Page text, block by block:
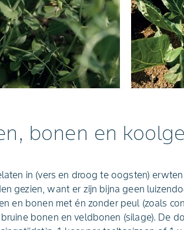
bonen en
in (vers en droog te oogsten)
gezien, want er zijn bijna geen
en bonen met én zonder peul (zoals
bonen en veldbonen (silage). De